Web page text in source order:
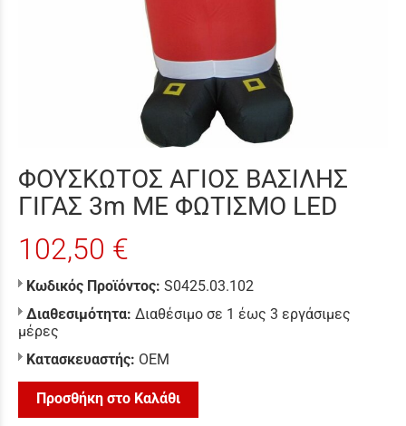
ΦΟΥΣΚΩΤΟΣ ΑΓΙΟΣ ΒΑΣΙΛΗΣ
ΓΙΓΑΣ 3m ΜΕ ΦΩΤΙΣΜΟ LED
102,50 €
Κωδικός Προϊόντος: S0425.03.102
Διαθεσιμότητα: Διαθέσιμο σε 1 έως 3 εργάσιμες
μέρες
Κατασκευαστής: ΟΕΜ
Προσθήκη στο Καλάθι